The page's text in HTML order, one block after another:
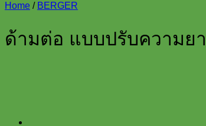
Home / BERGER
ด้ามต่อ แบบปรับความยา